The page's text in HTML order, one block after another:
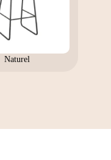
Naturel